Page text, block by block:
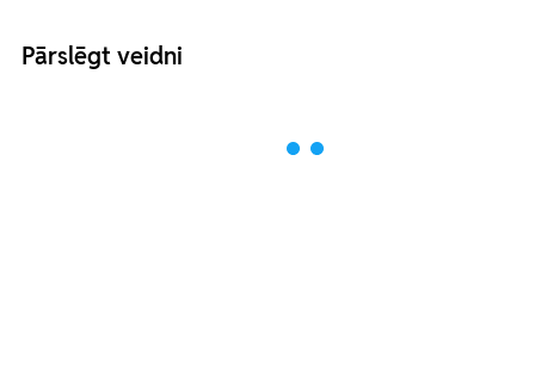
Pārslēgt veidni